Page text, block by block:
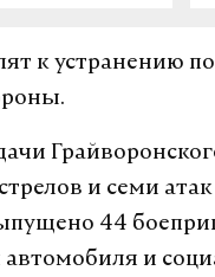
к устранению
и семи
44
и